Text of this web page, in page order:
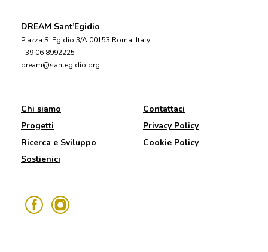
DREAM Sant’Egidio
Piazza S. Egidio 3/A 00153 Roma, Italy
+39 06 8992225
dream@santegidio.org
Chi siamo
Progetti
Ricerca e Sviluppo
Sostienici
Contattaci
Privacy Policy
Cookie Policy